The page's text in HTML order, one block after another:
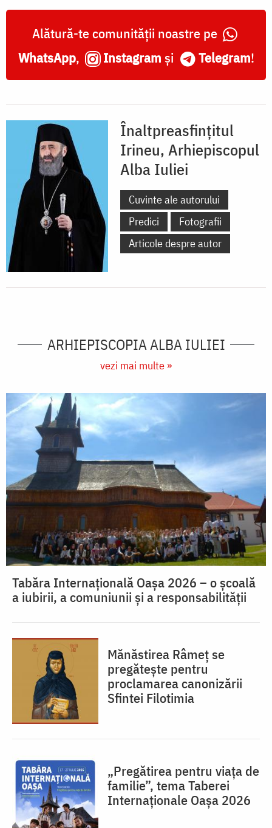
Alătură-te comunității noastre pe
WhatsApp, Instagram și Telegram!
Înaltpreasfinţitul
Irineu, Arhiepiscopul
Alba Iuliei
Cuvinte ale autorului
Predici
Fotografii
Articole despre autor
ARHIEPISCOPIA ALBA IULIEI
vezi mai multe »
Tabăra Internațională Oașa 2026 – o școală
a iubirii, a comuniunii și a responsabilității
Mănăstirea Râmeț se
pregătește pentru
proclamarea canonizării
Sfintei Filotimia
„Pregătirea pentru viața de
familie”, tema Taberei
Internaționale Oașa 2026